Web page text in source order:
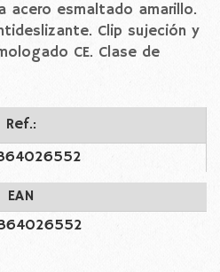
acero esmaltado amarillo.
Clip sujeción y
CE. Clase de
Ref.:
EAN